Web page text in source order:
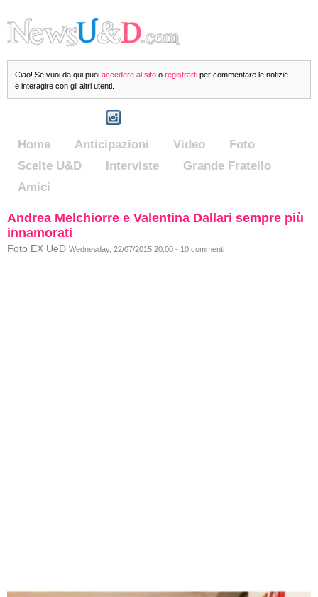
Ciao! Se vuoi da qui puoi accedere al sito o registrarti per commentare le notizie
e interagire con gli altri utenti.
Home Anticipazioni Video
Foto
Scelte U&D
Interviste
Grande Fratello
Amici
Andrea Melchiorre e Valentina Dallari sempre più
innamorati
Foto EX UeD Wednesday, 22/07/2015 20:00 - 10 commenti